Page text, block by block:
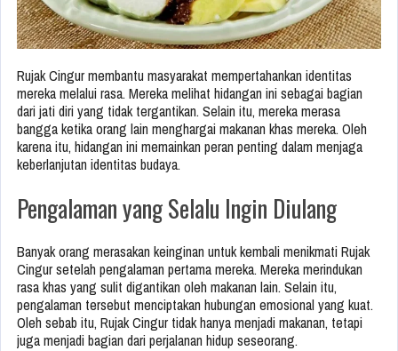
Rujak Cingur membantu masyarakat mempertahankan identitas
mereka melalui rasa. Mereka melihat hidangan ini sebagai bagian
dari jati diri yang tidak tergantikan. Selain itu, mereka merasa
bangga ketika orang lain menghargai makanan khas mereka. Oleh
karena itu, hidangan ini memainkan peran penting dalam menjaga
keberlanjutan identitas budaya.
Pengalaman yang Selalu Ingin Diulang
Banyak orang merasakan keinginan untuk kembali menikmati Rujak
Cingur setelah pengalaman pertama mereka. Mereka merindukan
rasa khas yang sulit digantikan oleh makanan lain. Selain itu,
pengalaman tersebut menciptakan hubungan emosional yang kuat.
Oleh sebab itu, Rujak Cingur tidak hanya menjadi makanan, tetapi
juga menjadi bagian dari perjalanan hidup seseorang.